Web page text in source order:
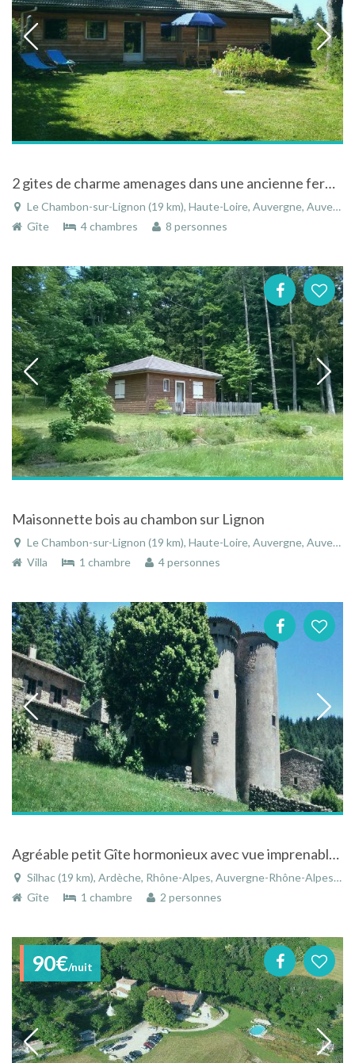
2 gites de charme amenages dans une ancienne fermette de la Haute Loire
Le Chambon-sur-Lignon (19 km), Haute-Loire, Auvergne, Auvergne-Rhône-Alpes, France
Gîte
4 chambres 8 personnes
Maisonnette bois au chambon sur Lignon
Le Chambon-sur-Lignon (19 km), Haute-Loire, Auvergne, Auvergne-Rhône-Alpes, France
Villa
1 chambre 4 personnes
Agréable petit Gîte hormonieux avec vue imprenable situé au calme à Silhac dans le Rhône-Alpes
Silhac (19 km), Ardèche, Rhône-Alpes, Auvergne-Rhône-Alpes, France
Gîte
1 chambre 2 personnes
90€/nuit